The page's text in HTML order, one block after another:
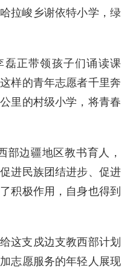
拉峻乡谢依特小学，绿
磊正带领孩子们诵读课
样的青年志愿者千里奔
里的村级小学，将青春
部边疆地区教书育人，
进民族团结进步、促进
积极作用，自身也得到
这支戍边支教西部计划
志愿服务的年轻人展现